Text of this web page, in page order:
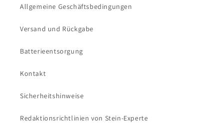
Allgemeine Geschäftsbedingungen
Versand und Rückgabe
Batterieentsorgung
Kontakt
Sicherheitshinweise
Redaktionsrichtlinien von Stein-Experte